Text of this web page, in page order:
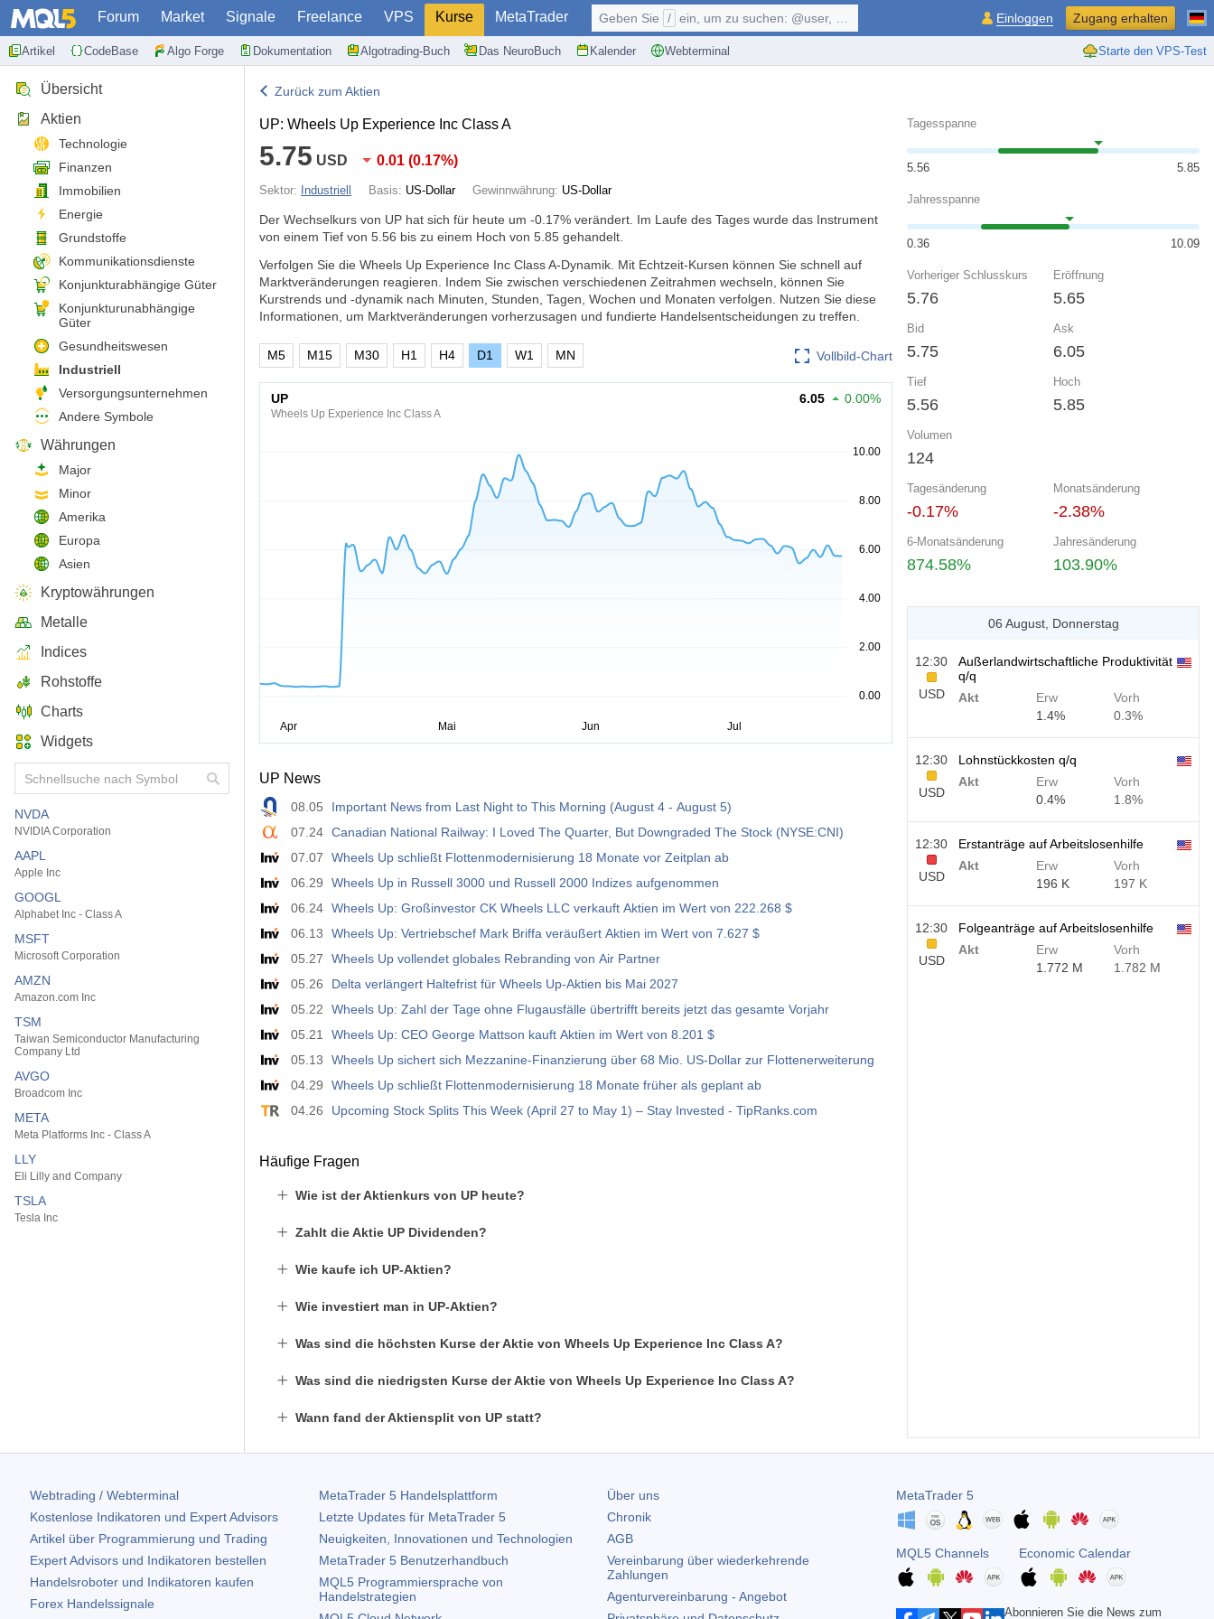
Forum Market Signale Freelance VPS Kurse MetaTrader
Artikel CodeBase Algo Forge Dokumentation Algotrading-Buch Das NeuroBuch Kalender Webterminal Starte den VPS-Test
Geben Sie / ein, um zu suchen: @user, $symbol, ... Einloggen Zugang erhalten
Übersicht
Aktien
Technologie
Finanzen
Immobilien
Energie
Grundstoffe
Kommunikationsdienste
Konjunkturabhängige Güter
Konjunkturunabhängige
Güter
Gesundheitswesen
Industriell
Versorgungsunternehmen
Andere Symbole
Währungen
Major
Minor
Amerika
Europa
Asien
Kryptowährungen
Metalle
Indices
Rohstoffe
Charts
Widgets
NVDA
NVIDIA Corporation
AAPL
Apple Inc
GOOGL
Alphabet Inc - Class A
MSFT
Microsoft Corporation
AMZN
Amazon.com Inc
TSM
Taiwan Semiconductor Manufacturing
Company Ltd
AVGO
Broadcom Inc
META
Meta Platforms Inc - Class A
LLY
Eli Lilly and Company
TSLA
Tesla Inc
Zurück zum Aktien
UP: Wheels Up Experience Inc Class A
5.75 USD 0.01 (0.17%)
Sektor: Industriell Basis: US-Dollar Gewinnwährung: US-Dollar
Der Wechselkurs von UP hat sich für heute um -0.17% verändert. Im Laufe des Tages wurde das Instrument
von einem Tief von 5.56 bis zu einem Hoch von 5.85 gehandelt.
Verfolgen Sie die Wheels Up Experience Inc Class A-Dynamik. Mit Echtzeit-Kursen können Sie schnell auf
Marktveränderungen reagieren. Indem Sie zwischen verschiedenen Zeitrahmen wechseln, können Sie
Kurstrends und -dynamik nach Minuten, Stunden, Tagen, Wochen und Monaten verfolgen. Nutzen Sie diese
Informationen, um Marktveränderungen vorherzusagen und fundierte Handelsentscheidungen zu treffen.
Vollbild-Chart
M5 M15 M30 H1 H4 D1 W1 MN
UP
Wheels Up Experience Inc Class A
6.05 0.00%
UP News
08.05
Important News from Last Night to This Morning (August 4 - August 5)
07.24 Canadian National Railway: I Loved The Quarter, But Downgraded The Stock (NYSE:CNI)
07.07
Wheels Up schließt Flottenmodernisierung 18 Monate vor Zeitplan ab
06.29
Wheels Up in Russell 3000 und Russell 2000 Indizes aufgenommen
06.24 Wheels Up: Großinvestor CK Wheels LLC verkauft Aktien im Wert von 222.268 $
06.13
Wheels Up: Vertriebschef Mark Briffa veräußert Aktien im Wert von 7.627 $
05.27
Wheels Up vollendet globales Rebranding von Air Partner
05.26
Delta verlängert Haltefrist für Wheels Up-Aktien bis Mai 2027
05.22
Wheels Up: Zahl der Tage ohne Flugausfälle übertrifft bereits jetzt das gesamte Vorjahr
05.21
Wheels Up: CEO George Mattson kauft Aktien im Wert von 8.201 $
05.13
Wheels Up sichert sich Mezzanine-Finanzierung über 68 Mio. US-Dollar zur Flottenerweiterung
04.29
Wheels Up schließt Flottenmodernisierung 18 Monate früher als geplant ab
04.26
Upcoming Stock Splits This Week (April 27 to May 1) – Stay Invested - TipRanks.com
Häufige Fragen
Wie ist der Aktienkurs von UP heute?
Zahlt die Aktie UP Dividenden?
Wie kaufe ich UP-Aktien?
Wie investiert man in UP-Aktien?
Was sind die höchsten Kurse der Aktie von Wheels Up Experience Inc Class A?
Was sind die niedrigsten Kurse der Aktie von Wheels Up Experience Inc Class A?
Wann fand der Aktiensplit von UP statt?
Tagesspanne
5.56 5.85
Jahresspanne
0.36 10.09
Vorheriger Schlusskurs
5.76
Eröffnung
5.65
Bid
5.75
Ask
6.05
Tief
5.56
Hoch
5.85
Volumen
124
Tagesänderung
-0.17%
Monatsänderung
-2.38%
6-Monatsänderung
874.58%
Jahresänderung
103.90%
06 August, Donnerstag
12:30
USD
Außerlandwirtschaftliche Produktivität
q/q
Akt
Erw
1.4%
Vorh
0.3%
12:30
USD
Lohnstückkosten q/q
Akt
Erw
0.4%
Vorh
1.8%
12:30
USD
Erstanträge auf Arbeitslosenhilfe
Akt
Erw
196 K
Vorh
197 K
12:30
USD
Folgeanträge auf Arbeitslosenhilfe
Akt
Erw
1.772 M
Vorh
1.782 M
Webtrading / Webterminal
Kostenlose Indikatoren und Expert Advisors
Artikel über Programmierung und Trading
Expert Advisors und Indikatoren bestellen
Handelsroboter und Indikatoren kaufen
Forex Handelssignale
MetaTrader 5Handelsplattform
Letzte Updates für MetaTrader 5
Neuigkeiten, Innovationen und Technologien
MetaTrader 5Benutzerhandbuch
MQL5 Programmiersprache von
Handelstrategien
Über uns
Chronik
AGB
Vereinbarung über wiederkehrende
Zahlungen
Agenturvereinbarung - Angebot
MetaTrader 5
MQL5 Channels Economic Calendar
Abonnieren Sie die News zum